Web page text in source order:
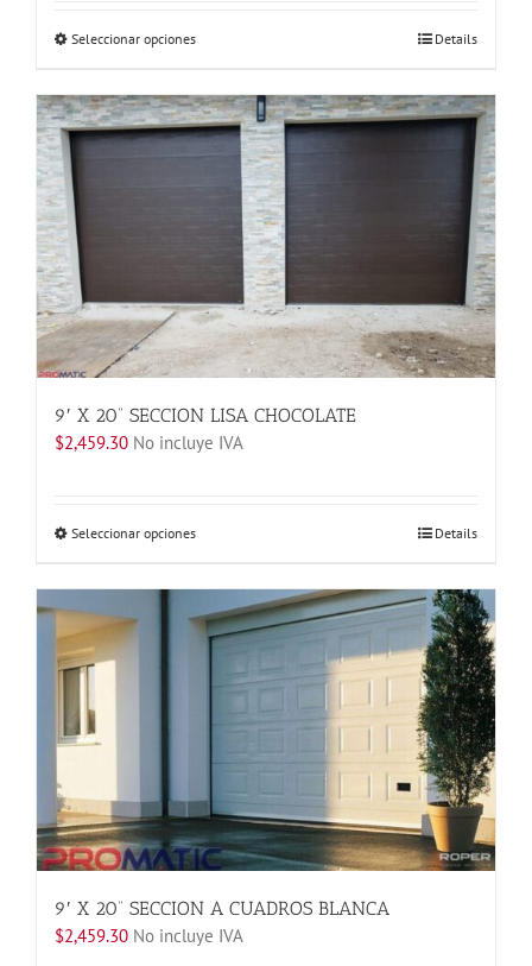
Seleccionar opcionesEste
tiene
múltiples
variantes.
opciones
pueden
en
la
página
de
producto
Details
9′ X 20” SECCION LISA CHOCOLATE
$2,459.30 No incluye IVA
Seleccionar opcionesEste
tiene
múltiples
variantes.
opciones
elegir
en
la
página
de
producto
Details
9′ X 20” SECCION A CUADROS BLANCA
$2,459.30 No incluye IVA